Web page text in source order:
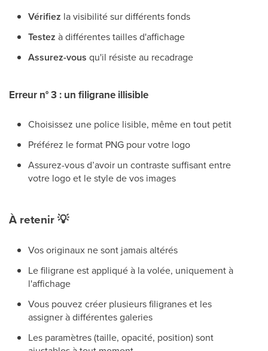
Vérifiez la visibilité sur différents fonds
Testez à différentes tailles d'affichage
Assurez-vous qu'il résiste au recadrage
Erreur n° 3 : un filigrane illisible
Choisissez une police lisible, même en tout petit
Préférez le format PNG pour votre logo
Assurez-vous d’avoir un contraste suffisant entre
votre logo et le style de vos images
À retenir💡
Vos originaux ne sont jamais altérés
Le filigrane est appliqué à la volée, uniquement à
l'affichage
Vous pouvez créer plusieurs filigranes et les
assigner à différentes galeries
Les paramètres (taille, opacité, position) sont